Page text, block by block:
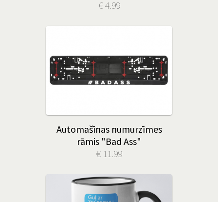
€ 4.99
Automašīnas numurzīmes
rāmis "Bad Ass"
€ 11.99